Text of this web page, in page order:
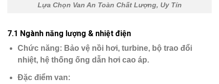
Lựa Chọn Van An Toàn Chất Lượng, Uy Tín
7.1 Ngành năng lượng & nhiệt điện
Chức năng: Bảo vệ nồi hơi, turbine, bộ trao đổi
nhiệt, hệ thống ống dẫn hơi cao áp.
Đặc điểm van: